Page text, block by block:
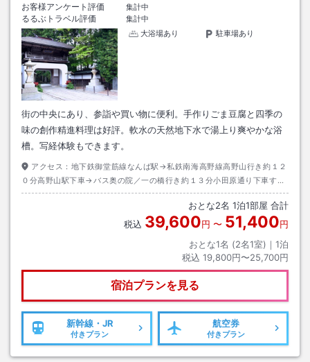
お客様アンケート評価
集計中
るるぶトラベル評価
集計中
大浴場あり
駐車場あり
街の中央にあり、参詣や買い物に便利。手作りごま豆腐と四季の
味の創作精進料理は好評。軟水の天然地下水で湯上り爽やかな浴
槽。写経体験もできます。
アクセス： 地下鉄御堂筋線なんば駅→私鉄南海高野線高野山行き約１２
０分高野山駅下車→バス奥の院／一の橋行き約１３分小田原通り下車すぐ
前出口→徒歩約１分
おとな2名 1泊1部屋 合計
税込 39,600円 〜 51,400円
おとな1名 (2名1室)｜ 1泊
税込 19,800円〜25,700円
宿泊プランを見る
新幹線・JR
付きプラン
航空券
付きプラン